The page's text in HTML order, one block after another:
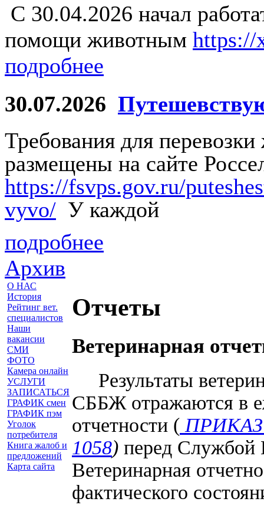
С 30.04.2026 начал
помощи животным https://
подробнее
30.07.2026
Требования для
размещены на сайте
https://fsvps.gov.ru/
vyvo/ У каждой
подробнее
Архив
О НАС
История
Рейтинг вет.
специалистов
Наши
вакансии
СМИ
ФОТО
Камера онлайн
УСЛУГИ
ЗАПИСАТЬСЯ
ГРАФИК смен
ГРАФИК пэм
Уголок
потребителя
Книга жалоб и
предложений
Карта сайта
Отчеты
Ветеринарная
Результаты
СББЖ отражаются в
отчетности (
1058) перед Службой
Ветеринарная
фактического